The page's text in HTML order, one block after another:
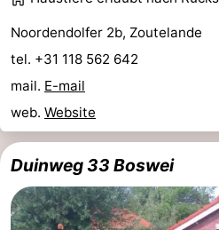
Noordendolfer 2b, Zoutelande
tel. +31 118 562 642
mail. E-mail
web. Website
Duinweg 33 Boswei